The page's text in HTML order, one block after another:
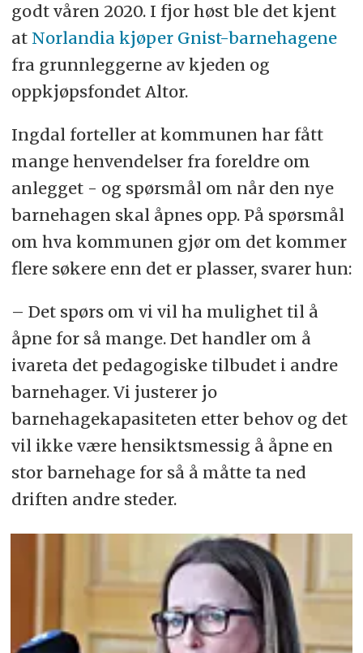
godt våren 2020. I fjor høst ble det kjent
at Norlandia kjøper Gnist-barnehagene
fra grunnleggerne av kjeden og
oppkjøpsfondet Altor.
Ingdal forteller at kommunen har fått
mange henvendelser fra foreldre om
anlegget - og spørsmål om når den nye
barnehagen skal åpnes opp. På spørsmål
om hva kommunen gjør om det kommer
flere søkere enn det er plasser, svarer hun:
– Det spørs om vi vil ha mulighet til å
åpne for så mange. Det handler om å
ivareta det pedagogiske tilbudet i andre
barnehager. Vi justerer jo
barnehagekapasiteten etter behov og det
vil ikke være hensiktsmessig å åpne en
stor barnehagefor så å måtte ta ned
driften andre steder.